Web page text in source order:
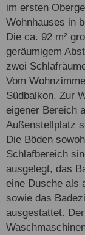
im ersten
Wohnhauses in
Die ca. 92 m²
geräumigem
zwei
Vom
Südbalkon. Zur
eigener Bereich
Außenstellplatz
Die Böden
Schlafbereich
ausgelegt, das
eine Dusche als
sowie das
ausgestattet.